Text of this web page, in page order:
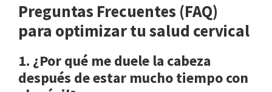
Preguntas Frecuentes (FAQ)
para optimizar tu salud cervical
1. ¿Por qué me duele la cabeza
después de estar mucho tiempo con